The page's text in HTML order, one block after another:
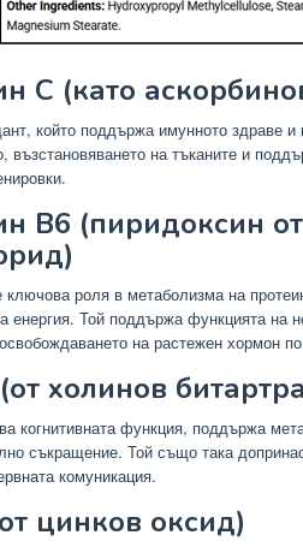
C (като
който поддържа имунното здраве
възстановяването на тъканите и
B6 (пиридоксин
ключова роля в метаболизма на
енергия. Той поддържа функцията на
на растежен хормон
холинов
когнитивната функция, поддържа
съкращение. Той също така
комуникация.
цинков оксид)